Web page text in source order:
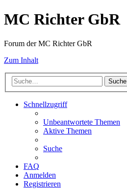
MC Richter GbR
Forum der MC Richter GbR
Zum Inhalt
Suche
Schnellzugriff
Unbeantwortete Themen
Aktive Themen
Suche
FAQ
Anmelden
Registrieren